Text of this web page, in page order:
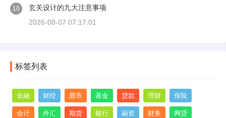
10
玄关设计的九大注意事项
2026-08-07 07:17:01
标签列表
金融 财经 股市 基金 贷款 理财 保险
会计 外汇 期货 银行 融资 财务 网贷